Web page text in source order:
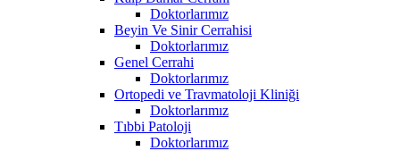
Doktorlarımız
Beyin Ve Sinir Cerrahisi
Doktorlarımız
Genel Cerrahi
Doktorlarımız
Ortopedi ve Travmatoloji Kliniği
Doktorlarımız
Tıbbi Patoloji
Doktorlarımız